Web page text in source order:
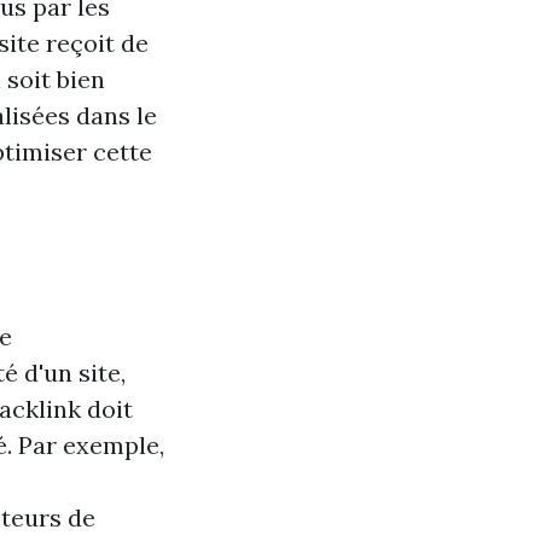
par les
reçoit de
soit bien
dans le
cette
d'un site,
doit
Par exemple,
de